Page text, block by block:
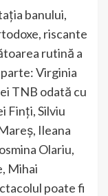
banului,
riscante
rutină a
Virginia
TNB odată cu
Finţi, Silviu
Ileana
Olariu,
Mihai
poate fi